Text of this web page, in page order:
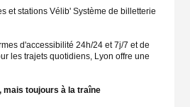
et stations Vélib' Système de billetterie
d'accessibilité 24h/24 et 7j/7 et de
les trajets quotidiens, Lyon offre une
mais toujours à la traîne